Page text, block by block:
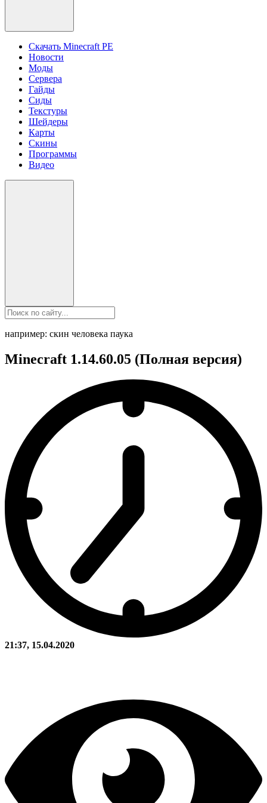
Скачать Minecraft PE
Новости
Моды
Сервера
Гайды
Сиды
Текстуры
Шейдеры
Карты
Скины
Программы
Видео
например: скин человека паука
Minecraft 1.14.60.05 (Полная версия)
21:37, 15.04.2020